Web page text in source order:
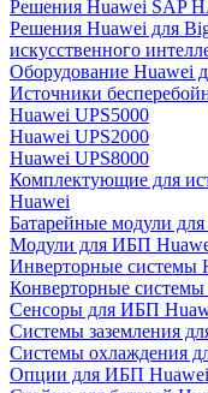
Решения Huawei SAP
Решения Huawei для
искусственного
Оборудование Huawei
Источники
Huawei UPS5000
Huawei UPS2000
Huawei UPS8000
Комплектующие для
Huawei
Батарейные модули
Модули для ИБП
Инверторные системы
Конверторные
Сенсоры для ИБП
Системы заземления
Системы охлаждения
Опции для ИБП Huawei